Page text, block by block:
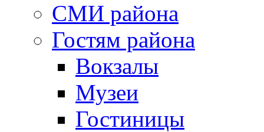
СМИ района
Гостям района
Вокзалы
Музеи
Гостиницы